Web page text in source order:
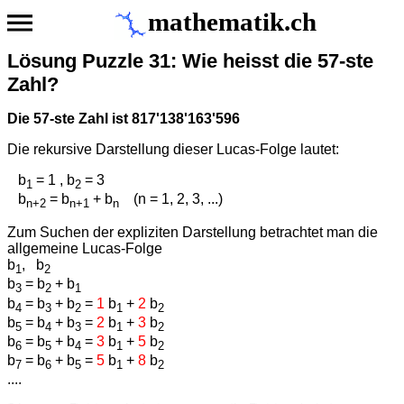
mathematik.ch
Lösung Puzzle 31: Wie heisst die 57-ste
Zahl?
Die 57-ste Zahl ist 817'138'163'596
Die rekursive Darstellung dieser Lucas-Folge lautet:
b1 = 1 , b2 = 3
bn+2 = bn+1 + bn (n = 1, 2, 3, ...)
Zum Suchen der expliziten Darstellung betrachtet man die
allgemeine Lucas-Folge
b1, b2
b3 = b2 + b1
b4 = b3 + b2 = 1 b1 + 2 b2
b5 = b4 + b3 = 2 b1 + 3 b2
b6 = b5 + b4 = 3 b1 + 5 b2
b7 = b6 + b5 = 5 b1 + 8 b2
....